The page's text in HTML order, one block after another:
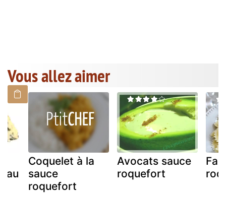
Vous allez aimer
au
Coquelet à la
sauce
roquefort
Avocats sauce
roquefort